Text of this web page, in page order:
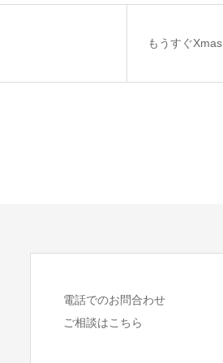
もうすぐXmas
電話でのお問合わせ
ご相談はこちら